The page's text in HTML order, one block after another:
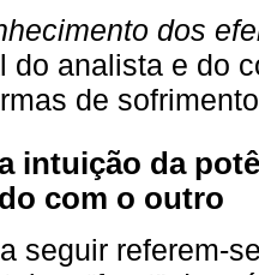
dos
do analista e do
de
intuição da
com o outro
seguir referem-